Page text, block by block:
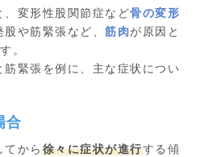
、変形性股関節症など骨の変形
や筋緊張など、 筋肉が原因と
。
緊張を例に、主な症状につい
合
から 徐々に症状が進行する傾